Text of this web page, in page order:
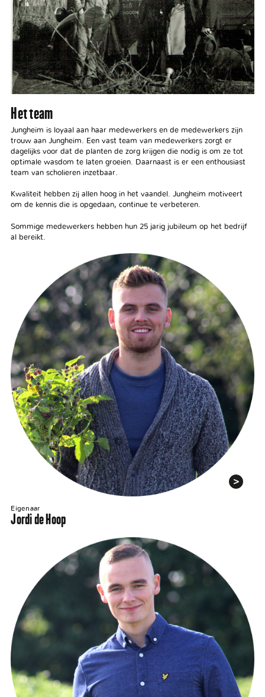
Het team
Jungheim is loyaal aan haar medewerkers en de medewerkers zijn
trouw aan Jungheim. Een vast team van medewerkers zorgt er
dagelijks voor dat de planten de zorg krijgen die nodig is om ze tot
optimale wasdom te laten groeien. Daarnaast is er een enthousiast
team van scholieren inzetbaar.
Kwaliteit hebben zij allen hoog in het vaandel. Jungheim motiveert
om de kennis die is opgedaan, continue te verbeteren.
Sommige medewerkers hebben hun 25 jarig jubileum op het bedrijf
al bereikt.
Eigenaar
Jordi de Hoop